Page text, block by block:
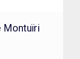
Montuïri